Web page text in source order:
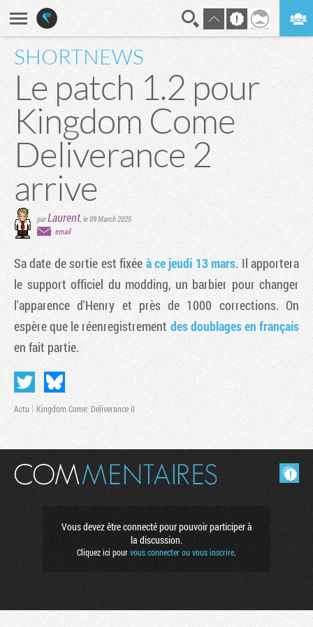
SHORTNEWS
Le patch 1.2 pour
Kingdom Come
Deliverance 2
arrive
parLaurent,le 09 March 2025
email
Sa date de sortie est fixée à ce jeudi 13 mars. Il apportera
le support officiel du modding, un barbier pour changer
l'apparence d'Henry et près de 1000 corrections. On
espère que le réenregistrement des doublages en français
en fait partie.
Actu Kingdom Come: Deliverance II
Masquer les commentaires lus.
Vous devez être connecté pour pouvoir participer à
la discussion.
Cliquez ici pourvous connecter ou vous inscrire.
Factornews